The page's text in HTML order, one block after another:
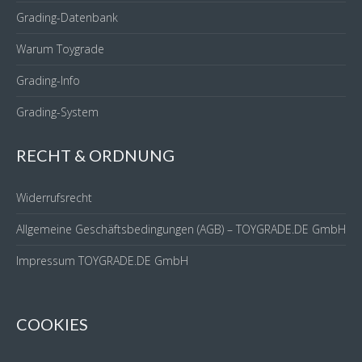
Grading-Datenbank
Warum Toygrade
Grading-Info
Grading-System
RECHT & ORDNUNG
Widerrufsrecht
Allgemeine Geschäftsbedingungen (AGB) – TOYGRADE.DE GmbH
Impressum TOYGRADE.DE GmbH
COOKIES